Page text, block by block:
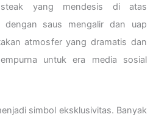
steak yang mendesis di atas
dengan saus mengalir dan uap
atmosfer yang dramatis dan
untuk era media sosial
simbol eksklusivitas. Banyak